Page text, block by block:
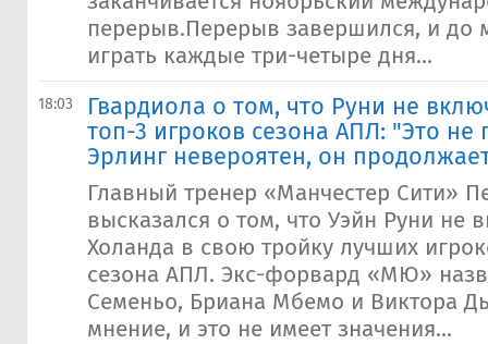
перерыв.Перерыв завершился, и до
играть каждые три-четыре дня...
18:03
Гвардиола о том, что Руни не
топ-3 игроков сезона АПЛ: "Это не
Эрлинг невероятен, он
Главный тренер «Манчестер Сити»
высказался о том, что Уэйн Руни не
Холанда в свою тройку лучших
сезона АПЛ. Экс-форвард «МЮ»
Семеньо, Бриана Мбемо и Виктора
мнение, и это не имеет значения...